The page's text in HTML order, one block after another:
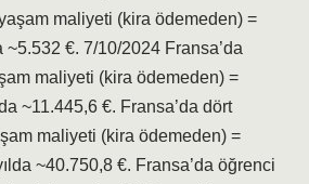
maliyeti (kira ödemeden) =
~5.532 €. 7/10/2024 Fransa’da
maliyeti (kira ödemeden) =
~11.445,6 €. Fransa’da dört
maliyeti (kira ödemeden) =
~40.750,8 €. Fransa’da öğrenci